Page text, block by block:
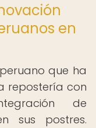
en
que ha
repostería con
de
sus postres.